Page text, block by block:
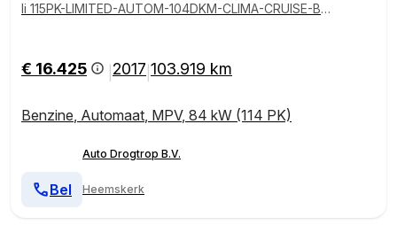
Ii 115PK-LIMITED-AUTOM-104DKM-CLIMA-CRUISE-BL
€ 16.425 2017 103.919 km
Benzine, Automaat, MPV, 84 kW (114 PK)
Auto Drogtrop B.V.
Heemskerk
Bel